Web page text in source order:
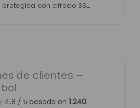
con cifrado SSL.
de clientes –
4.8 / 5 basado en 1.240